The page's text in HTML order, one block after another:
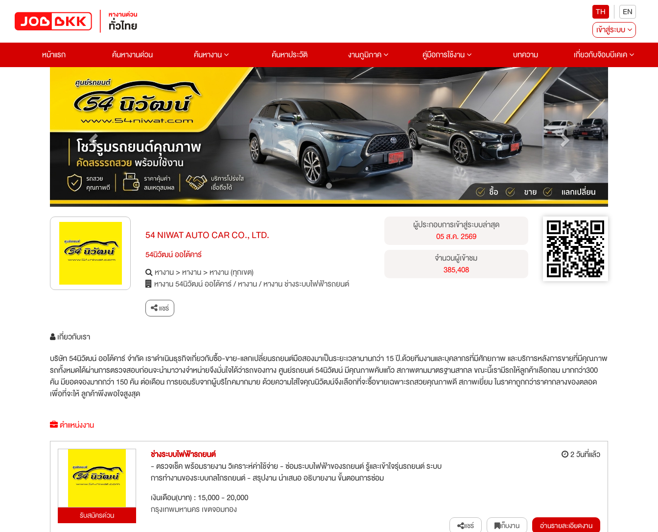
TH
EN
เข้าสู่ระบบ
หน้าแรก
ค้นหางานด่วน ค้นหางาน ค้นหาประวัติ งานภูมิภาค คู่มือการใช้งาน บทความ เกี่ยวกับจ๊อบบีเคเค
Next
54 NIWAT AUTO CAR CO., LTD.
54นิวัฒน์ ออโต้คาร์
หางาน>หางาน>หางาน (ทุกเขต)
หางาน 54นิวัฒน์ ออโต้คาร์/หางาน/หางาน ช่างระบบไฟฟ้ารถยนต์
แชร์
ผู้ประกอบการเข้าสู่ระบบล่าสุด
05 ส.ค. 2569
จำนวนผู้เข้าชม
385,408
เกี่ยวกับเรา
บริษัท 54นิวัฒน์ ออโต้คาร์ จำกัด เราดำเนินธุรกิจเกี่ยวกับซื้อ-ขาย-แลกเปลี่ยนรถยนต์มือสองมาเป็นระยะเวลานานกว่า 15 ปี.ด้วยทีมงานและบุคลากรที่มีศักยภาพ และบริการหลังการขายที่มีคุณภาพ
รถทั้งหมดได้ผ่านการตรวจสอบก่อนจะนำมาวางจำหน่ายจึงมั่นใจได้ว่ารถของทาง ศูนย์รถยนต์ 54นิวัฒน์ มีคุณภาพคับแก้ว สภาพตามมาตรฐานสากล ขณะนี้เรามีรถให้ลูกค้าเลือกชม มากกว่า300
คัน มียอดจองมากกว่า 150 คัน ต่อเดือน การยอมรับจากผู้บริโภคมากมาย ด้วยความใส่ใจคุณนิวัฒน์จึงเลือกที่จะซื้อขายเฉพาะรถสวยคุณภาพดี สภาพเยี่ยม ในราคาถูกกว่าราคากลางของตลอด
เพื่อที่จะให้ ลูกค้าพึงพอใจสูงสุด
ตำแหน่งงาน
รับสมัครด่วน
ช่างระบบไฟฟ้ารถยนต์
- ตรวจเช็ค พร้อมรายงาน วิเคราะห์ค่าใช้จ่าย - ซ่อมระบบไฟฟ้าของรถยนต์ รู้และเข้าใจรุ่นรถยนต์ ระบบ
การทำงานของระบบกลไกรถยนต์ - สรุปงาน นำเสนอ อธิบายงาน ขั้นตอนการซ่อม
เงินเดือน(บาท) : 15,000 - 20,000
กรุงเทพมหานคร เขตจอมทอง
2 วันที่แล้ว
แชร์ เก็บงาน อ่านรายละเอียดงาน